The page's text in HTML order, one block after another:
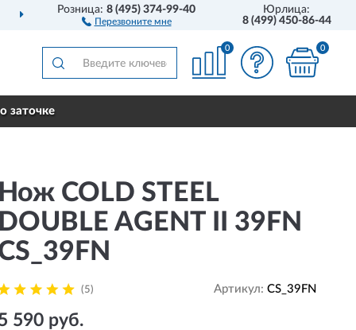
НОЖИАМЕРИКАНСКОГО
Розница:8 (495) 374-99-40
Перезвоните мне
Юрлица:
8 (499) 450-86-44
0 0
заточке
Нож COLD STEEL
DOUBLE AGENT II 39FN
(5) Артикул: CS_39FN
590 руб.